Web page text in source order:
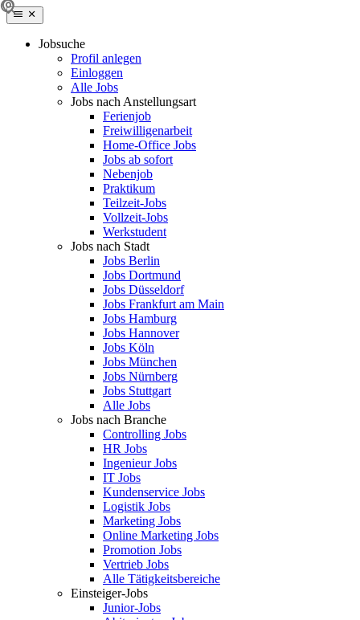
Jobsuche
Profil anlegen
Einloggen
Alle Jobs
Jobs nach Anstellungsart
Ferienjob
Freiwilligenarbeit
Home-Office Jobs
Jobs ab sofort
Nebenjob
Praktikum
Teilzeit-Jobs
Vollzeit-Jobs
Werkstudent
Jobs nach Stadt
Jobs Berlin
Jobs Dortmund
Jobs Düsseldorf
Jobs Frankfurt am Main
Jobs Hamburg
Jobs Hannover
Jobs Köln
Jobs München
Jobs Nürnberg
Jobs Stuttgart
Alle Jobs
Jobs nach Branche
Controlling Jobs
HR Jobs
Ingenieur Jobs
IT Jobs
Kundenservice Jobs
Logistik Jobs
Marketing Jobs
Online Marketing Jobs
Promotion Jobs
Vertrieb Jobs
Alle Tätigkeitsbereiche
Einsteiger-Jobs
Junior-Jobs